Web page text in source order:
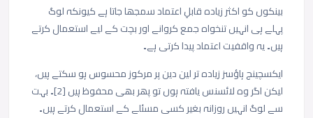
بینکوں کو اکثر زیادہ قابلِ اعتماد سمجھا جاتا ہے کیونکہ لوگ
پہلے ہی انہیں تنخواہ جمع کروانے اور بچت کے لیے استعمال کرتے
ہیں۔ یہ واقفیت اعتماد پیدا کرتی ہے۔
ایکسچینج ہاؤسز زیادہ تر لین دین پر مرکوز محسوس ہو سکتے ہیں،
لیکن اگر وہ لائسنس یافتہ ہوں تو پھر بھی محفوظ ہیں [2]۔ بہت
سے لوگ انہیں روزانہ بغیر کسی مسئلے کے استعمال کرتے ہیں۔